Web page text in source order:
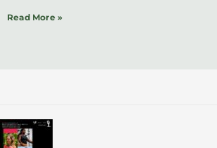
Read More »